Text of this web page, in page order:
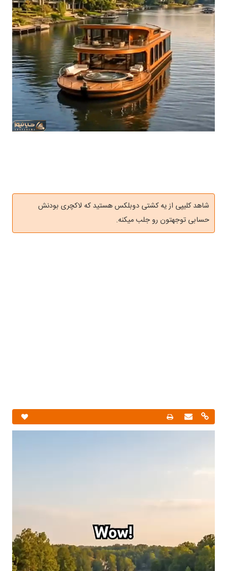
شاهد کلیپی از یه کشتی دوبلکس هستید که لاکچری بودنش
حسابی توجهتون رو جلب میکنه.